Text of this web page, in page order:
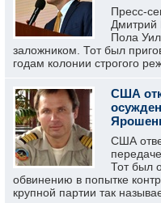
Пресс-
Дмитрий
Пола
заложником. Тот был
годам колонии строгого
США
США
Тот был
обвинению в попытке
крупной партии так